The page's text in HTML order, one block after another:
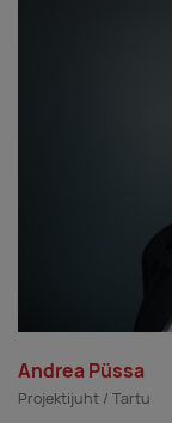
Andrea Püssa
Projektijuht / Tartu